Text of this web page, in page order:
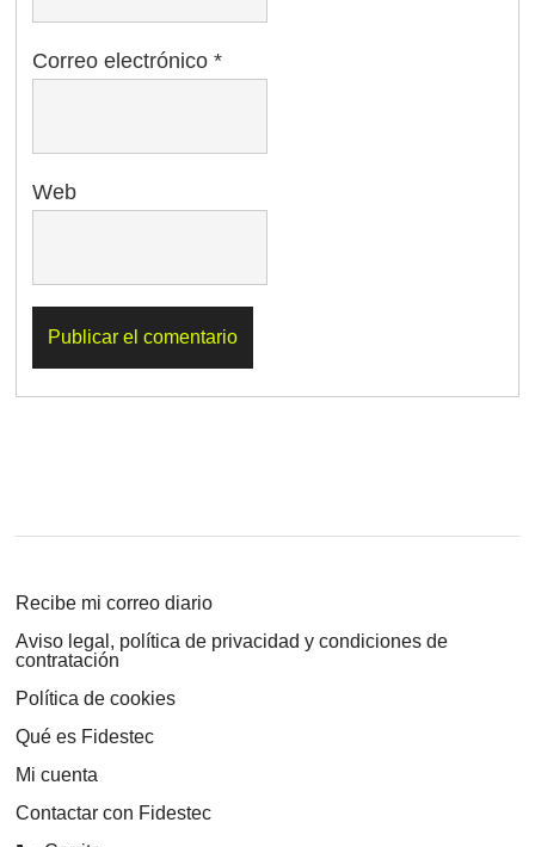
Correo electrónico*
Web
Recibe mi correo diario
Aviso legal, política de privacidad y condiciones de
contratación
Política de cookies
Qué es Fidestec
Mi cuenta
Contactar con Fidestec